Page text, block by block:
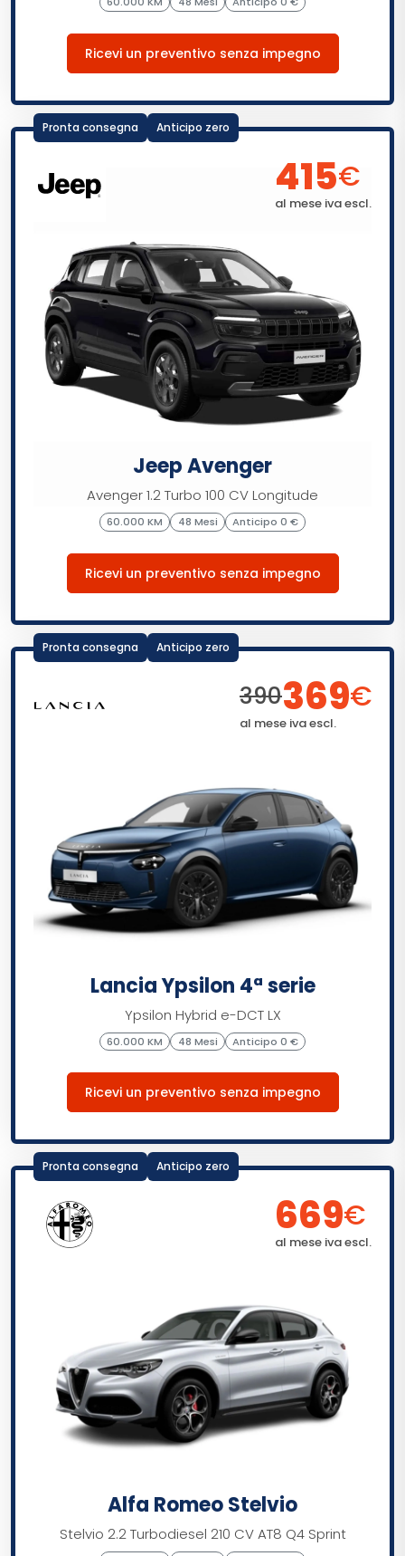
Ricevi un preventivo senza impegno
415€
al mese iva escl.
Pronta consegna Anticipo zero
Jeep Avenger
Avenger 1.2 Turbo 100 CV Longitude
60.000 KM 48 Mesi Anticipo 0 €
Ricevi un preventivo senza impegno
390369€
al mese iva escl.
Pronta consegna Anticipo zero
Lancia Ypsilon 4ª serie
Ypsilon Hybrid e-DCT LX
60.000 KM 48 Mesi Anticipo 0 €
Ricevi un preventivo senza impegno
669€
al mese iva escl.
Pronta consegna Anticipo zero
Alfa Romeo Stelvio
Stelvio 2.2 Turbodiesel 210 CV AT8 Q4 Sprint